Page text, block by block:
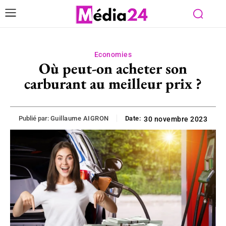
Economies
Où peut-on acheter son
carburant au meilleur prix ?
Publié par: Guillaume AIGRON Date: 30 novembre 2023